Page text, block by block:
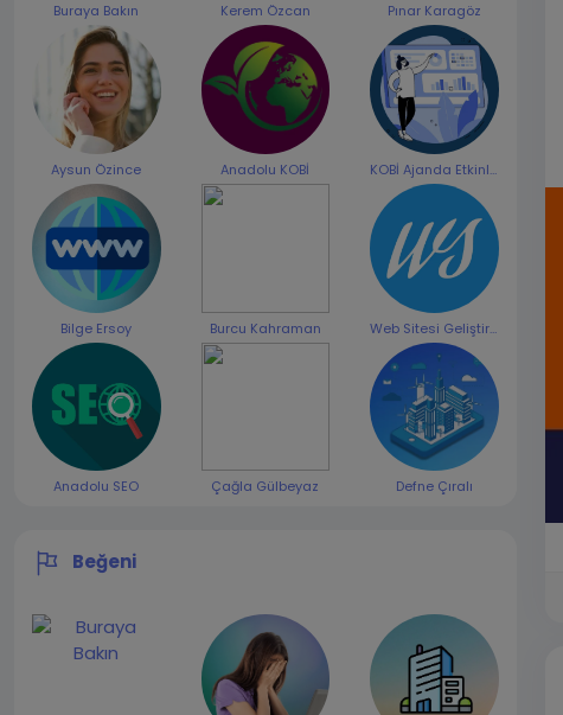
Buraya Bakın Kerem Özcan Pınar Karagöz
Aysun Özince Anadolu KOBİ KOBİ Ajanda Etkinlikleri
Bilge Ersoy Burcu Kahraman Web Sitesi Geliştirme
Anadolu SEO Çağla Gülbeyaz Defne Çıralı
Beğeni